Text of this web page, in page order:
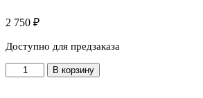
2 750 ₽
Доступно для предзаказа
Количество
товара
В корзину